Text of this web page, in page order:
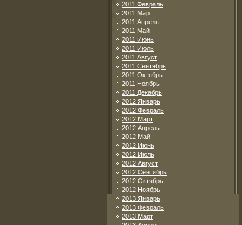
2011 Февраль
2011 Март
2011 Апрель
2011 Май
2011 Июнь
2011 Июль
2011 Август
2011 Сентябрь
2011 Октябрь
2011 Ноябрь
2011 Декабрь
2012 Январь
2012 Февраль
2012 Март
2012 Апрель
2012 Май
2012 Июнь
2012 Июль
2012 Август
2012 Сентябрь
2012 Октябрь
2012 Ноябрь
2013 Январь
2013 Февраль
2013 Март